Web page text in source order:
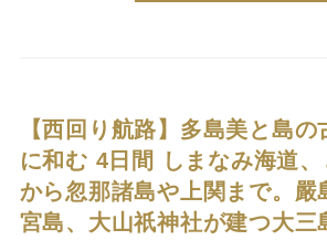
【西回り航路】多島美と島
に和む 4日間
しまなみ海道
から忽那諸島や上関まで。嚴
宮島、大山祇神社が建つ大三